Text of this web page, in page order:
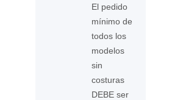
El pedido
mínimo de
todos los
modelos
sin
costuras
DEBE ser